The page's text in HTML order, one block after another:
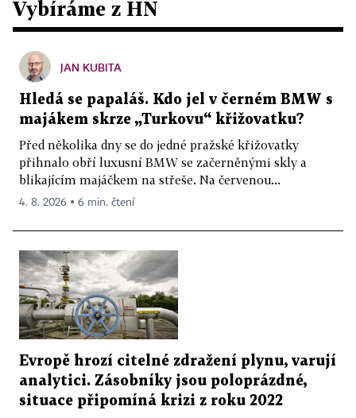
Vybíráme z HN
JAN KUBITA
Hledá se papaláš. Kdo jel v černém BMW s
majákem skrze „Turkovu“ křižovatku?
Před několika dny se do jedné pražské křižovatky
přihnalo obří luxusní BMW se začerněnými skly a
blikajícím majáčkem na střeše. Na červenou...
4. 8. 2026 ▪ 6 min. čtení
Evropě hrozí citelné zdražení plynu, varují
analytici. Zásobníky jsou poloprázdné,
situace připomíná krizi z roku 2022